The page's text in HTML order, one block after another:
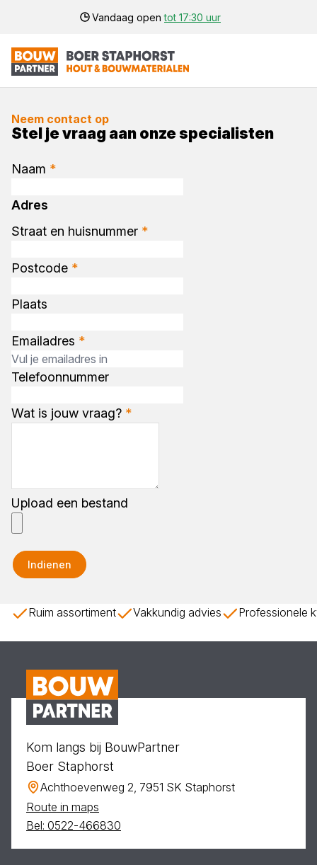
Vandaag opentot 17:30 uur
Neem contact op
Stel je vraag aan onze specialisten
Naam *
Adres
Straat en huisnummer *
Postcode *
Plaats
Emailadres *
Telefoonnummer
Wat is jouw vraag? *
Upload een bestand
Indienen
Ruim assortiment Vakkundig advies Professionele
Kom langs bij BouwPartner
Boer Staphorst
Achthoevenweg 2, 7951 SK Staphorst
Route in maps
Bel: 0522-466830